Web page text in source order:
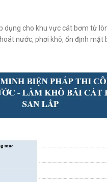
dụng cho khu vực cát bơm từ
nước, phơi khô, ổn định